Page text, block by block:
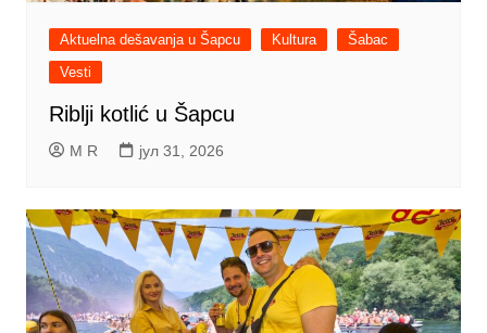
Aktuelna dešavanja u Šapcu Kultura
Šabac
Vesti
Riblji kotlić u Šapcu
M R јул 31, 2026